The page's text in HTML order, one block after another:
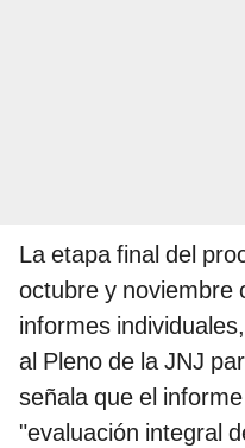
La etapa final del
octubre y noviembre
informes
al Pleno de la JNJ
señala que el
"evaluación integral